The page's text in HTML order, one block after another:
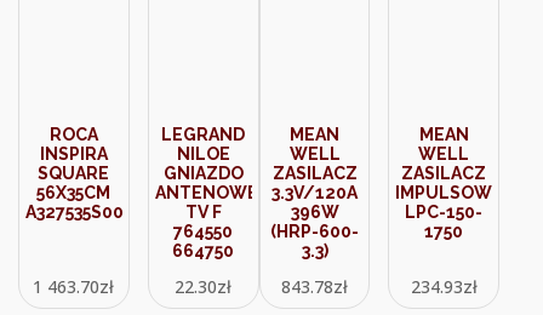
ROCA
INSPIRA
SQUARE
56X35CM
A327535S00
1 463.70zł
LEGRAND
NILOE
GNIAZDO
ANTENOWE
TV F
764550
664750
22.30zł
MEAN
WELL
ZASILACZ
3.3V/120A
396W
(HRP-600-
3.3)
843.78zł
MEAN
WELL
ZASILACZ
IMPULSOWY
LPC-150-
1750
234.93zł